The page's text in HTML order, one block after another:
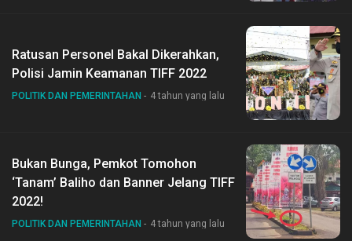
Ratusan Personel Bakal Dikerahkan,
Polisi Jamin Keamanan TIFF 2022
POLITIK DAN PEMERINTAHAN 4 tahun yang lalu
Bukan Bunga, Pemkot Tomohon
‘Tanam’ Baliho dan Banner Jelang TIFF
2022!
POLITIK DAN PEMERINTAHAN 4 tahun yang lalu